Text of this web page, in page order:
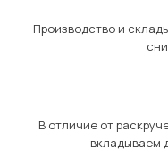
Производство и
В отличие от
вкладываем